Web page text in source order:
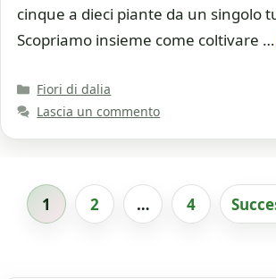
cinque a dieci piante da un singolo
Scopriamo insieme come coltivare …
Categorie
Fiori di dalia
Lascia un commento
Pagina
1 Pagina
2 … Pagina
4